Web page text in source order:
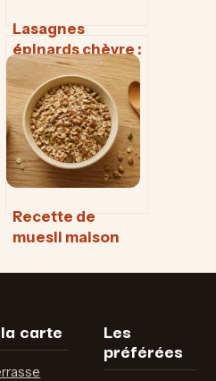
Lasagnes
épinards chèvre :
2 astuces pour
réussir un plat
fondant sans eau
Recette de
muesli maison
pour un
carte Les
préférées